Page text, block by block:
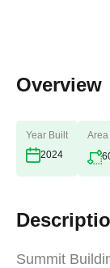
Overview
Year Built
2024
Area
Summit